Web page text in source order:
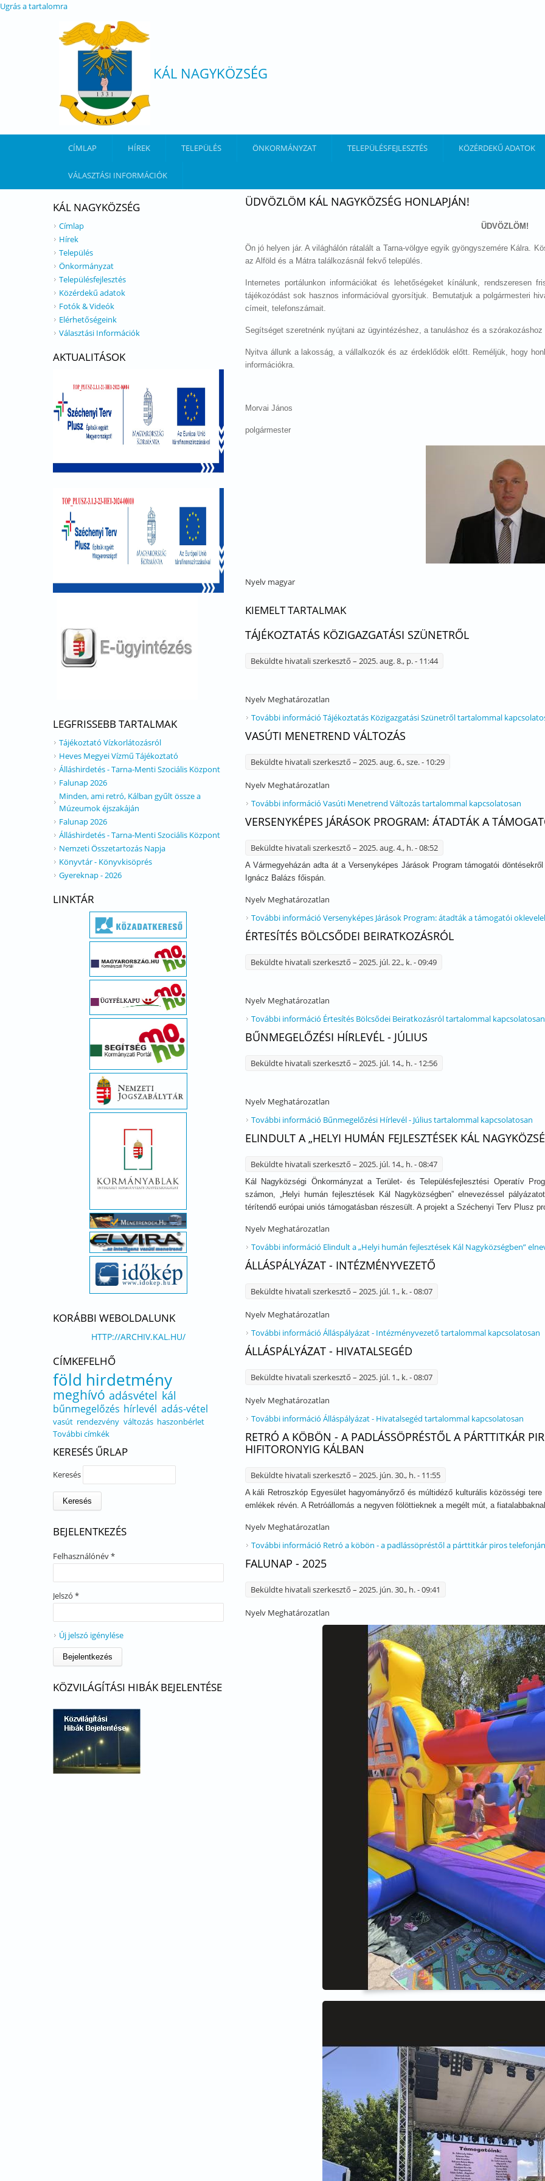
Ugrás a tartalomra
KÁL NAGYKÖZSÉG
CÍMLAP HÍREK TELEPÜLÉS ÖNKORMÁNYZAT TELEPÜLÉSFEJLESZTÉS KÖZÉRDEKŰ ADATOK
VÁLASZTÁSI INFORMÁCIÓK
ÜDVÖZLÖM KÁL NAGYKÖZSÉG HONLAPJÁN!
ÜDVÖZLÖM!
Ön jó helyen jár. A világhálón rátalált a Tarna-völgye egyik gyöngyszemére Kálra.
az Alföld és a Mátra találkozásnál fekvő település.
Internetes portálunkon információkat és lehetőségeket kínálunk, rendszeresen
tájékozódást sok hasznos információval gyorsítjuk. Bemutatjuk a polgármesteri
címeit, telefonszámait.
Segítséget szeretnénk nyújtani az ügyintézéshez, a tanuláshoz és a szórakozáshoz
Nyitva állunk a lakosság, a vállalkozók és az érdeklődök előtt. Reméljük, hogy
információkra.
Morvai János
polgármester
Nyelv magyar
KIEMELT TARTALMAK
TÁJÉKOZTATÁS KÖZIGAZGATÁSI SZÜNETRŐL
Beküldte hivatali szerkesztő – 2025. aug. 8., p. - 11:44
Nyelv Meghatározatlan
További információ Tájékoztatás Közigazgatási Szünetről tartalommal
VASÚTI MENETREND VÁLTOZÁS
Beküldte hivatali szerkesztő – 2025. aug. 6., sze. - 10:29
Nyelv Meghatározatlan
További információ Vasúti Menetrend Változás tartalommal kapcsolatosan
VERSENYKÉPES JÁRÁSOK PROGRAM: ÁTADTÁK A
Beküldte hivatali szerkesztő – 2025. aug. 4., h. - 08:52
A Vármegyeházán adta át a Versenyképes Járások Program támogatói
Ignácz Balázs főispán.
Nyelv Meghatározatlan
További információ Versenyképes Járások Program: átadták a támogatói
ÉRTESÍTÉS BÖLCSŐDEI BEIRATKOZÁSRÓL
Beküldte hivatali szerkesztő – 2025. júl. 22., k. - 09:49
Nyelv Meghatározatlan
További információ Értesítés Bölcsődei Beiratkozásról tartalommal kapcsolatosan
BŰNMEGELŐZÉSI HÍRLEVÉL - JÚLIUS
Beküldte hivatali szerkesztő – 2025. júl. 14., h. - 12:56
Nyelv Meghatározatlan
További információ Bűnmegelőzési Hírlevél - Július tartalommal kapcsolatosan
ELINDULT A „HELYI HUMÁN FEJLESZTÉSEK KÁL
Beküldte hivatali szerkesztő – 2025. júl. 14., h. - 08:47
Kál Nagyközségi Önkormányzat a Terület- és Településfejlesztési Operatív
számon, „Helyi humán fejlesztések Kál Nagyközségben” elnevezéssel
térítendő európai uniós támogatásban részesült. A projekt a Széchenyi Terv Plusz
Nyelv Meghatározatlan
További információ Elindult a „Helyi humán fejlesztések Kál Nagyközségben”
ÁLLÁSPÁLYÁZAT - INTÉZMÉNYVEZETŐ
Beküldte hivatali szerkesztő – 2025. júl. 1., k. - 08:07
Nyelv Meghatározatlan
További információ Álláspályázat - Intézményvezető tartalommal kapcsolatosan
ÁLLÁSPÁLYÁZAT - HIVATALSEGÉD
Beküldte hivatali szerkesztő – 2025. júl. 1., k. - 08:07
Nyelv Meghatározatlan
További információ Álláspályázat - Hivatalsegéd tartalommal kapcsolatosan
RETRÓ A KÖBÖN - A PADLÁSSÖPRÉSTŐL A PÁRTTITKÁR
HIFITORONYIG KÁLBAN
Beküldte hivatali szerkesztő – 2025. jún. 30., h. - 11:55
A káli Retroszkóp Egyesület hagyományőrző és múltidéző kulturális közösségi
emlékek révén. A Retróállomás a negyven fölöttieknek a megélt mút, a
Nyelv Meghatározatlan
További információ Retró a köbön - a padlássöpréstől a párttitkár piros
FALUNAP - 2025
Beküldte hivatali szerkesztő – 2025. jún. 30., h. - 09:41
Nyelv Meghatározatlan
KÁL NAGYKÖZSÉG
Címlap
Hírek
Település
Önkormányzat
Településfejlesztés
Közérdekű adatok
Fotók & Videók
Elérhetőségeink
Választási Információk
AKTUALITÁSOK
LEGFRISSEBB TARTALMAK
Tájékoztató Vízkorlátozásról
Heves Megyei Vízmű Tájékoztató
Álláshirdetés - Tarna-Menti Szociális Központ
Falunap 2026
Minden, ami retró, Kálban gyűlt össze a
Múzeumok éjszakáján
Falunap 2026
Álláshirdetés - Tarna-Menti Szociális Központ
Nemzeti Összetartozás Napja
Könyvtár - Könyvkisöprés
Gyereknap - 2026
LINKTÁR
KORÁBBI WEBOLDALUNK
HTTP://ARCHIV.KAL.HU/
CÍMKEFELHŐ
föld hirdetmény
meghívó adásvétel kál
bűnmegelőzés hírlevél adás-vétel
vasút rendezvény változás haszonbérlet
További címkék
KERESÉS ŰRLAP
Keresés
BEJELENTKEZÉS
Felhasználónév*
Jelszó *
Új jelszó igénylése
KÖZVILÁGÍTÁSI HIBÁK BEJELENTÉSE